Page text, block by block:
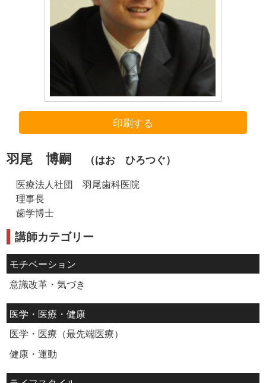
印刷する
羽尾 博嗣 （はお ひろつぐ）
医療法人社団 羽尾歯科医院
理事長
歯学博士
講師カテゴリー
モチベーション
意識改革・気づき
医学・医療・健康
医学・医療（最先端医療）
健康・運動